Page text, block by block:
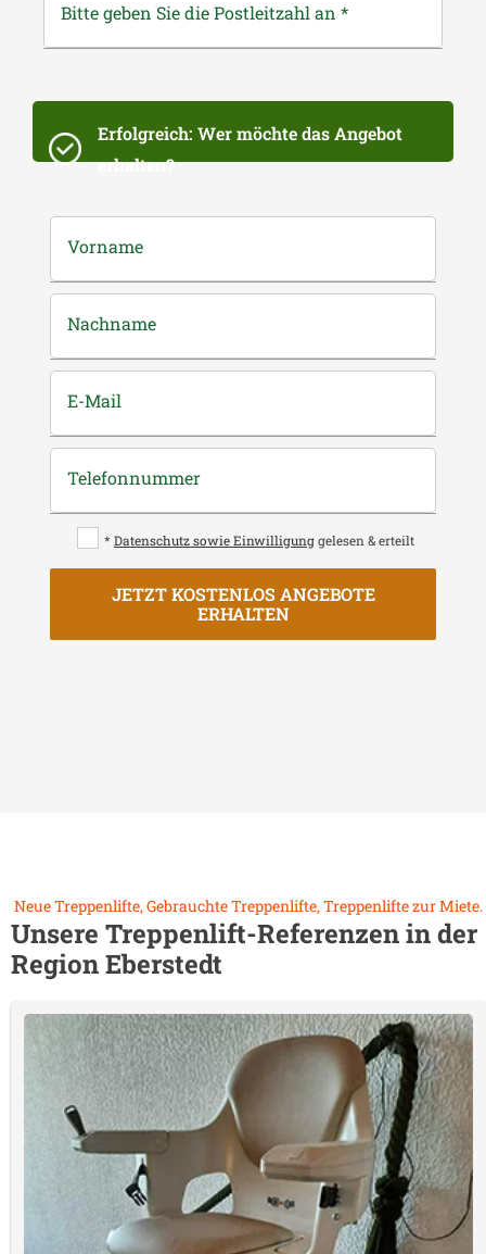
Bitte geben Sie die Postleitzahl an *
Erfolgreich: Wer möchte das Angebot
erhalten?
Vorname
Nachname
E-Mail
Telefonnummer
* Datenschutz sowie Einwilligung gelesen & erteilt
JETZT KOSTENLOS ANGEBOTE
ERHALTEN
Neue Treppenlifte, Gebrauchte Treppenlifte, Treppenlifte zur Miete.
Unsere Treppenlift-Referenzen in der
RegionEberstedt